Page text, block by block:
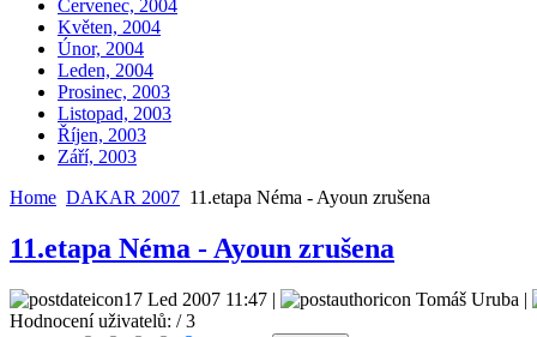
Červenec, 2004
Květen, 2004
Únor, 2004
Leden, 2004
Prosinec, 2003
Listopad, 2003
Říjen, 2003
Září, 2003
Home DAKAR 2007 11.etapa Néma - Ayoun zrušena
11.etapa Néma - Ayoun zrušena
17 Led 2007 11:47 |
Tomáš Uruba |
Hodnocení uživatelů: / 3